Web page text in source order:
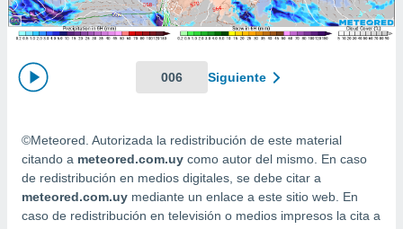
seguir
coste.
a la
la
CONFIGURACIÓN
006 Siguiente
©Meteored. Autorizada la redistribución de este material
citando a meteored.com.uy como autor del mismo. En caso
de redistribución en medios digitales, se debe citar a
meteored.com.uy mediante un enlace a este sitio web. En
caso de redistribución en televisión o medios impresos la cita a